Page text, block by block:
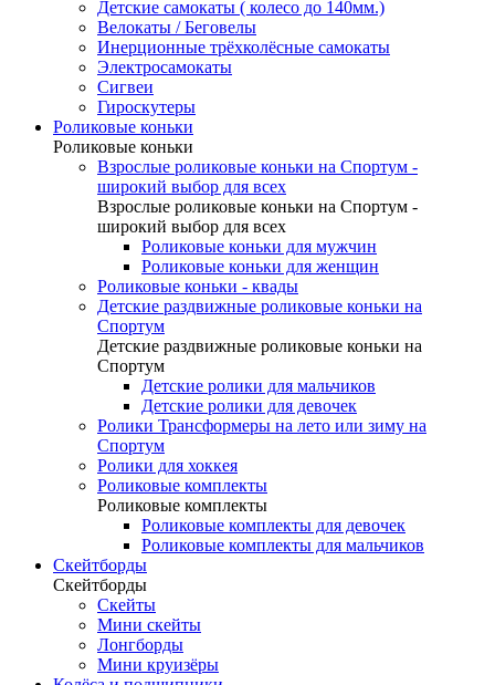
Детские самокаты ( колесо до 140мм.)
Велокаты / Беговелы
Инерционные трёхколёсные самокаты
Электросамокаты
Сигвеи
Гироскутеры
Роликовые коньки
Роликовые коньки
Взрослые роликовые коньки на Спортум -
широкий выбор для всех
Взрослые роликовые коньки на Спортум -
широкий выбор для всех
Роликовые коньки для мужчин
Роликовые коньки для женщин
Роликовые коньки - квады
Детские раздвижные роликовые коньки на
Спортум
Детские раздвижные роликовые коньки на
Спортум
Детские ролики для мальчиков
Детские ролики для девочек
Ролики Трансформеры на лето или зиму на
Спортум
Ролики для хоккея
Роликовые комплекты
Роликовые комплекты
Роликовые комплекты для девочек
Роликовые комплекты для мальчиков
Скейтборды
Скейтборды
Скейты
Мини скейты
Лонгборды
Мини круизёры